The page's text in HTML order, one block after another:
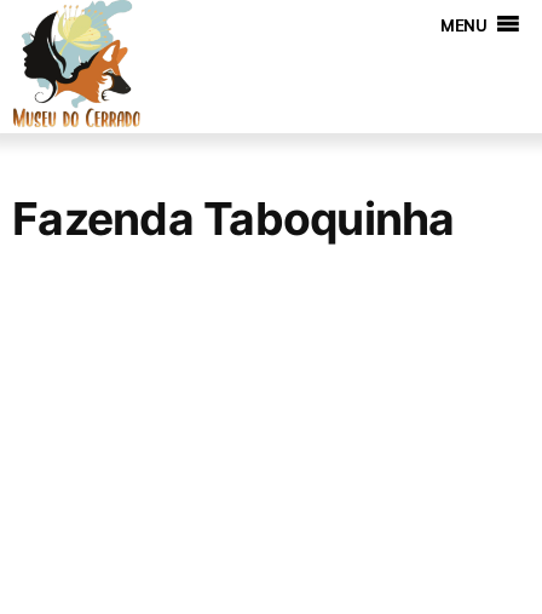
MENU
Fazenda Taboquinha